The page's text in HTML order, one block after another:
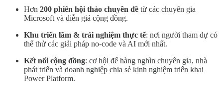
Hơn 200 phiên hội thảo chuyên đề từ các chuyên gia
Microsoft và diễn giả cộng đồng.
Khu triển lãm & trải nghiệm thực tế: nơi người tham dự có
thể thử các giải pháp no-code và AI mới nhất.
Kết nối cộng đồng: cơ hội để hàng nghìn chuyên gia, nhà
phát triển và doanh nghiệp chia sẻ kinh nghiệm triển khai
Power Platform.